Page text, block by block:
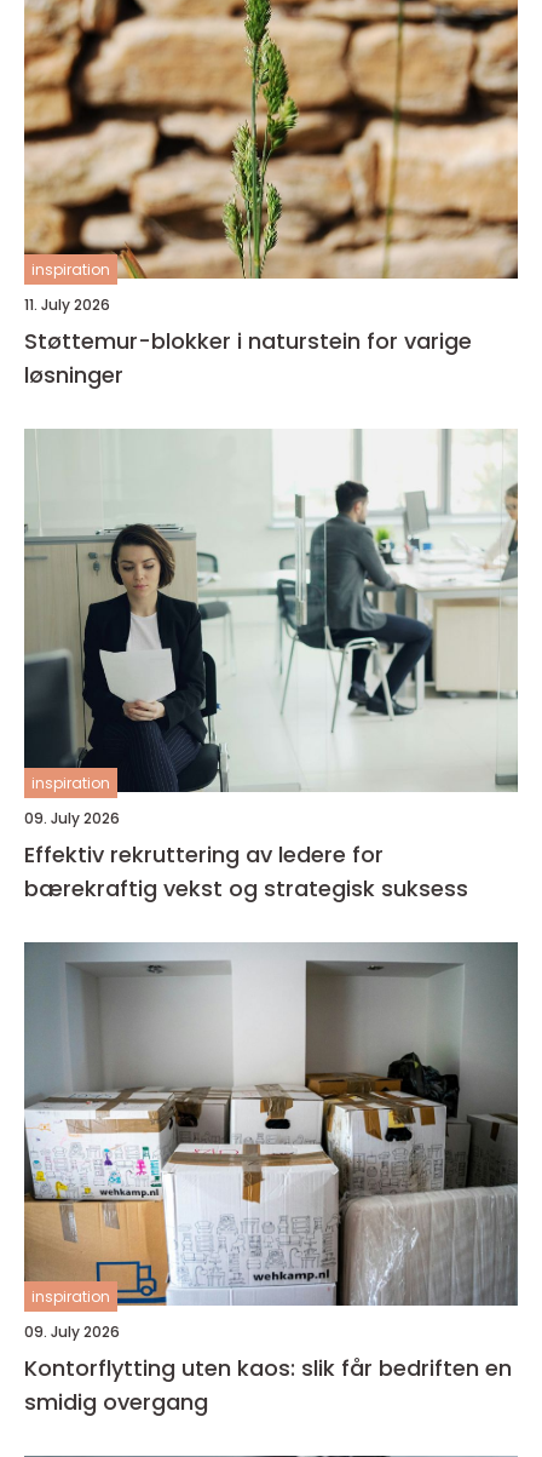
inspiration
11. July 2026
Støttemur-blokker i naturstein for varige
løsninger
inspiration
09. July 2026
Effektiv rekruttering av ledere for
bærekraftig vekst og strategisk suksess
inspiration
09. July 2026
Kontorflytting uten kaos: slik får bedriften en
smidig overgang